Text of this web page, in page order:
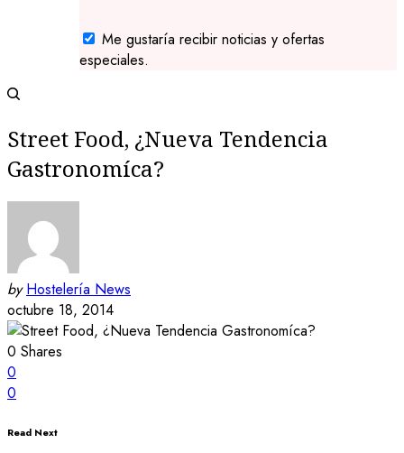
Me gustaría recibir noticias y ofertas
especiales.
Street Food, ¿Nueva Tendencia
Gastronomíca?
by Hostelería News
octubre 18, 2014
0 Shares
0
0
Read Next